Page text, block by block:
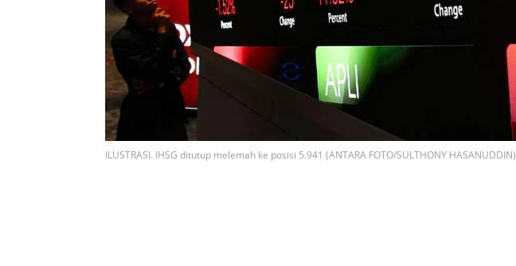
ILUSTRASI. IHSG ditutup melemah ke posisi 5.941 (ANTARA FOTO/SULTHONY HASANUDDIN)